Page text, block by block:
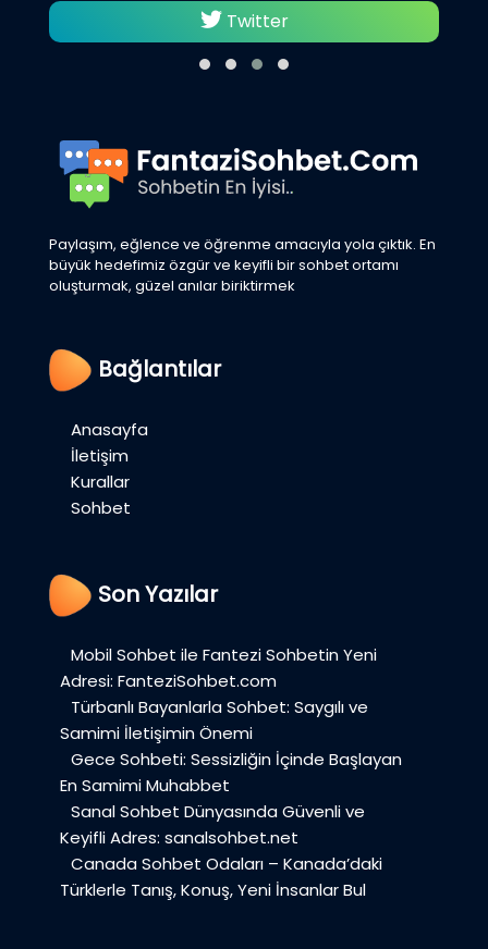
Twitter
Paylaşım, eğlence ve öğrenme amacıyla yola çıktık. En
büyük hedefimiz özgür ve keyifli bir sohbet ortamı
oluşturmak, güzel anılar biriktirmek
Bağlantılar
Anasayfa
İletişim
Kurallar
Sohbet
Son Yazılar
Mobil Sohbet ile Fantezi Sohbetin Yeni
Adresi: FanteziSohbet.com
Türbanlı Bayanlarla Sohbet: Saygılı ve
Samimi İletişimin Önemi
Gece Sohbeti: Sessizliğin İçinde Başlayan
En Samimi Muhabbet
Sanal Sohbet Dünyasında Güvenli ve
Keyifli Adres: sanalsohbet.net
Canada Sohbet Odaları – Kanada’daki
Türklerle Tanış, Konuş, Yeni İnsanlar Bul